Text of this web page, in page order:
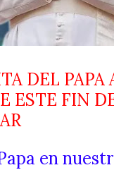
DEL PAPA
ESTE FIN
en